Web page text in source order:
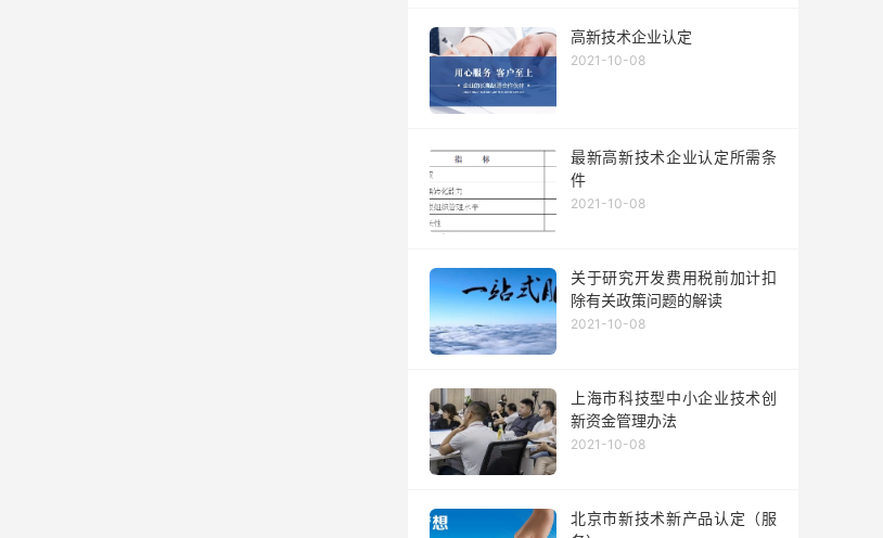
高新技术企业认定
2021-10-08
最新高新技术企业认定所需条
件
2021-10-08
关于研究开发费用税前加计扣
除有关政策问题的解读
2021-10-08
上海市科技型中小企业技术创
新资金管理办法
2021-10-08
北京市新技术新产品认定（服